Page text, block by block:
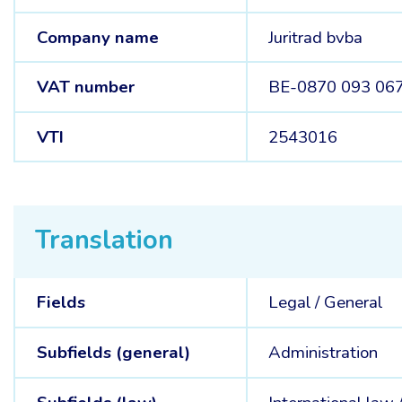
Company name Juritrad bvba
VAT number BE-0870 093
VTI 2543016
Translation
Fields Legal /General
Subfields (general) Administration